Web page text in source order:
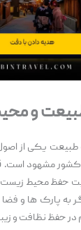
و
طبیعت یکی از
مشهود است.
حفظ محیط‌ زیست و
به پارک ‌ها و فضا
حفظ نظافت و